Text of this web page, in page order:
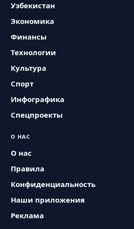
Узбекистан
Экономика
Финансы
Технологии
Культура
Спорт
Инфографика
Спецпроекты
О НАС
О нас
Правила
Конфиденциальность
Наши приложения
Реклама